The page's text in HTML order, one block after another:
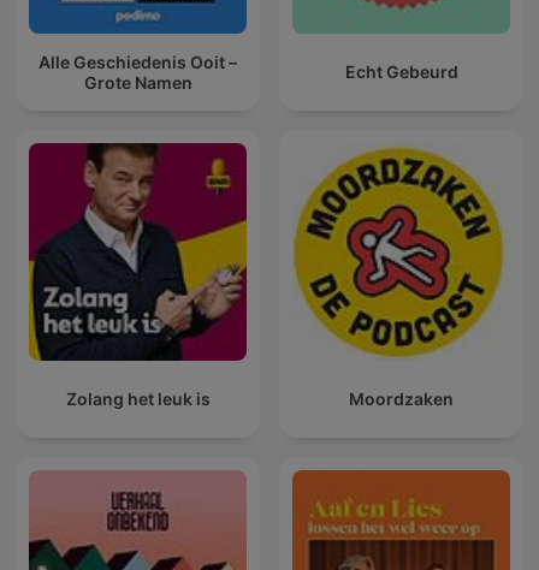
Alle Geschiedenis Ooit –
Grote Namen
Echt Gebeurd
Zolang het leuk is Moordzaken